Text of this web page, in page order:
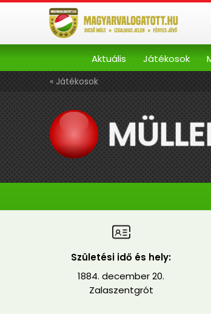
Aktuális Játékosok
« Játékosok
Születési idő és hely:
1884. december 20.
Zalaszentgrót